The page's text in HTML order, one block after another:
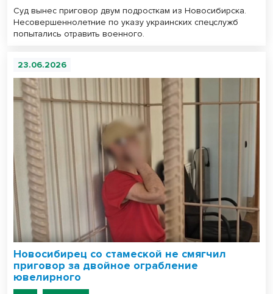
Суд вынес приговор двум подросткам из Новосибирска.
Несовершеннолетние по указу украинских спецслужб
попытались отравить военного.
23.06.2026
Новосибирец со стамеской не смягчил
приговор за двойное ограбление
ювелирного